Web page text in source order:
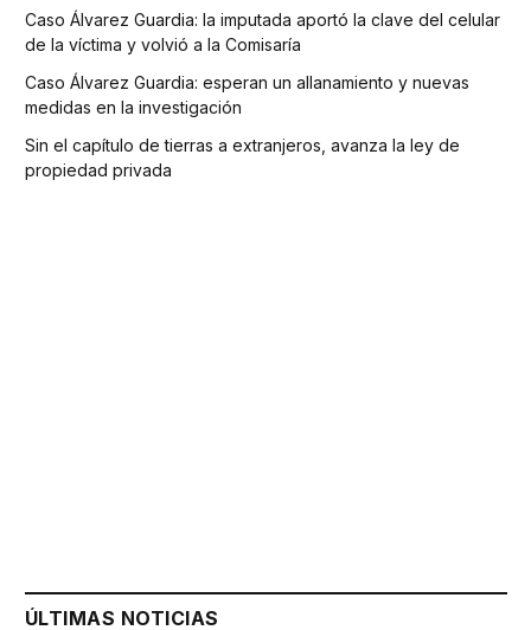
Caso Álvarez Guardia: la imputada aportó la clave del celular
de la víctima y volvió a la Comisaría
Caso Álvarez Guardia: esperan un allanamiento y nuevas
medidas en la investigación
Sin el capítulo de tierras a extranjeros, avanza la ley de
propiedad privada
ÚLTIMAS NOTICIAS